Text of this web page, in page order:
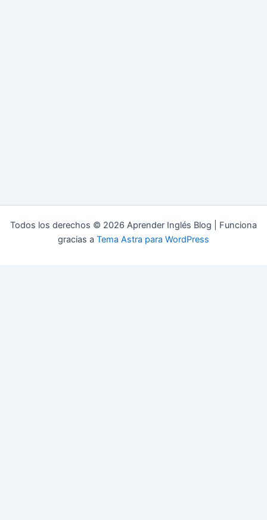
Todos los derechos © 2026 Aprender Inglés Blog | Funciona
gracias a Tema Astra para WordPress